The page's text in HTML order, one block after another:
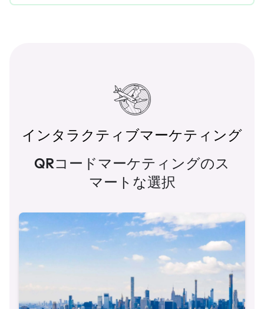
インタラクティブマーケティング
QRコードマーケティングのス
マートな選択